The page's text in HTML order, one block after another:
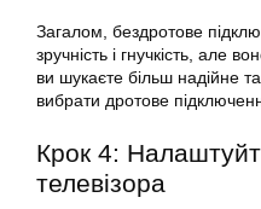
Загалом, бездротове
зручність і гнучкість, але
ви шукаєте більш надійне
вибрати дротове
Крок 4:
телевізора